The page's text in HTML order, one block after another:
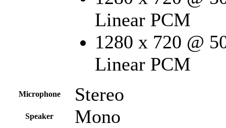
Linear PCM
1280 x 720 @
Linear PCM
Microphone Stereo
Speaker Mono